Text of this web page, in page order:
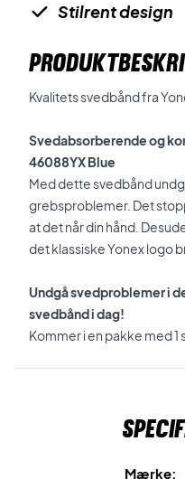
Stilrent design
Kvalitets svedbånd fra
Svedabsorberende og
46088YX Blue
Med dette svedbånd
grebsproblemer. Det
at det når din hånd.
det klassiske Yonex logo
Undgå svedproblemer i
svedbånd i dag!
Kommer i en pakke med 1
Mærke: